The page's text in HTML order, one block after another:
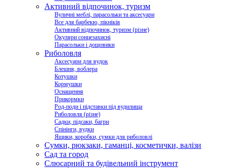
Активний відпочинок, туризм
Вуличні меблі, парасольки та аксесуари
Все для барбекю, пікніків
Активний відпочинок, туризм (різне)
Окуляри сонцезахисні
Парасольки і дощовики
Риболовля
Аксесуари для вудок
Блешня, воблера
Котушки
Кормушки
Оснащення
Прикормки
Род-поди і підставки під вудилища
Риболовля (різне)
Садки, підсаки, багри
Спінінги, вудки
Ящики, коробки, сумки для риболовлі
Сумки, рюкзаки, гаманці, косметички, валізи
Сад та город
Слюсарний та будівельний інструмент